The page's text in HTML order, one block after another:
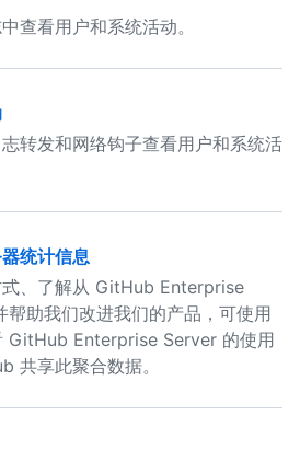
查看用户和系统活动。
转发和网络钩子查看用户和系统活
统计信息
、了解从 GitHub Enterprise
助我们改进我们的产品，可使用
Enterprise Server 的使用
共享此聚合数据。